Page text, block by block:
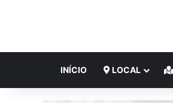
INÍCIO LOCAL